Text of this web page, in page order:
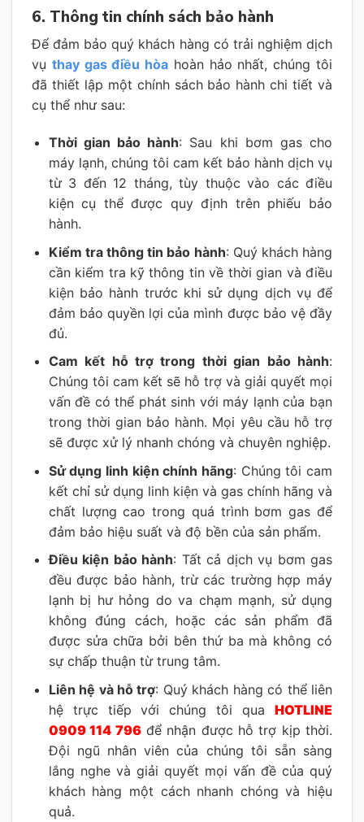
6. Thông tin chính sách bảo hành
Để đảm bảo quý khách hàng có trải nghiệm dịch
vụ thay gas điều hòa hoàn hảo nhất, chúng tôi
đã thiết lập một chính sách bảo hành chi tiết và
cụ thể như sau:
Thời gian bảo hành: Sau khi bơm gas cho
máy lạnh, chúng tôi cam kết bảo hành dịch vụ
từ 3 đến 12 tháng, tùy thuộc vào các điều
kiện cụ thể được quy định trên phiếu bảo
hành.
Kiểm tra thông tin bảo hành: Quý khách hàng
cần kiểm tra kỹ thông tin về thời gian và điều
kiện bảo hành trước khi sử dụng dịch vụ để
đảm bảo quyền lợi của mình được bảo vệ đầy
đủ.
Cam kết hỗ trợ trong thời gian bảo hành:
Chúng tôi cam kết sẽ hỗ trợ và giải quyết mọi
vấn đề có thể phát sinh với máy lạnh của bạn
trong thời gian bảo hành. Mọi yêu cầu hỗ trợ
sẽ được xử lý nhanh chóng và chuyên nghiệp.
Sử dụng linh kiện chính hãng: Chúng tôi cam
kết chỉ sử dụng linh kiện và gas chính hãng và
chất lượng cao trong quá trình bơm gas để
đảm bảo hiệu suất và độ bền của sản phẩm.
Điều kiện bảo hành: Tất cả dịch vụ bơm gas
đều được bảo hành, trừ các trường hợp máy
lạnh bị hư hỏng do va chạm mạnh, sử dụng
không đúng cách, hoặc các sản phẩm đã
được sửa chữa bởi bên thứ ba mà không có
sự chấp thuận từ trung tâm.
Liên hệ và hỗ trợ: Quý khách hàng có thể liên
hệ trực tiếp với chúng tôi qua HOTLINE
0909 114 796để nhận được hỗ trợ kịp thời.
Đội ngũ nhân viên của chúng tôi sẵn sàng
lắng nghe và giải quyết mọi vấn đề của quý
khách hàng một cách nhanh chóng và hiệu
quả.